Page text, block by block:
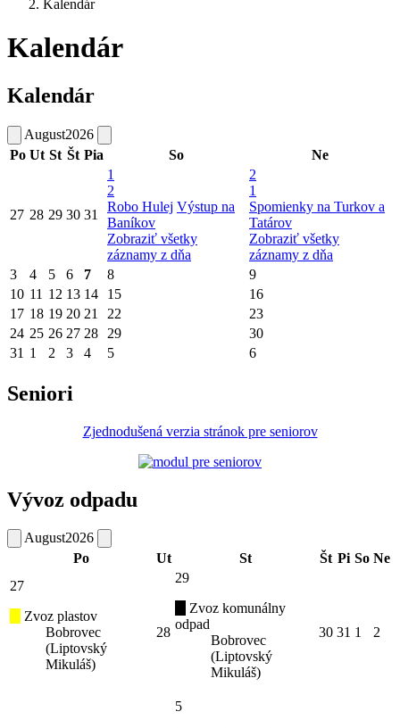
Kalendár
Kalendár
Kalendár
August2026
Po Ut St Št Pia So Ne
27 28 29 30 31
1
2
Robo Hulej Výstup na
Baníkov
Zobraziť všetky
záznamy z dňa
2
1
Spomienky na Turkov a
Tatárov
Zobraziť všetky
záznamy z dňa
3
4 5 6 7 8
9
10 11 12 13 14 15
16
17 18 19 20 21 22
23
24 25 26 27 28 29
30
31 1 2 3 4 5 6
Seniori
Zjednodušená verzia stránok pre seniorov
Vývoz odpadu
August2026
Po
Ut St Št Pi So Ne
27
Zvoz plastov
Bobrovec
(Liptovský
Mikuláš)
28
29
Zvoz komunálny
odpad
Bobrovec
(Liptovský
Mikuláš)
30 31 1 2
5